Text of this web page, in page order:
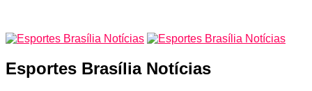
Esportes Brasília Notícias